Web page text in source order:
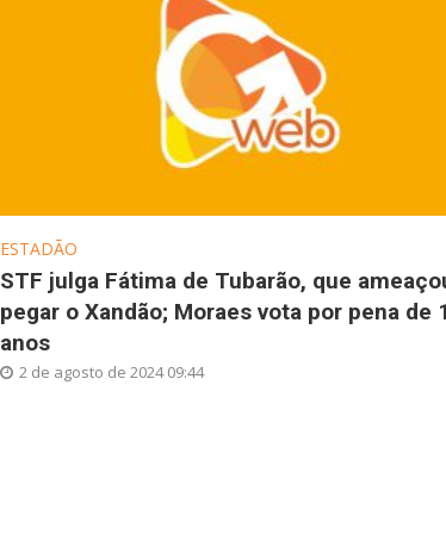
ESTADÃO
STF julga Fátima de Tubarão, que
pegar o Xandão; Moraes vota por pena de
anos
2 de agosto de 2024 09:44